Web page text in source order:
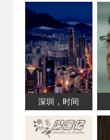
深圳，时间